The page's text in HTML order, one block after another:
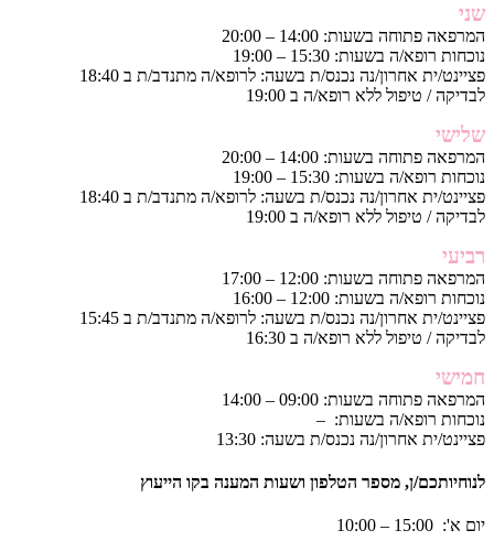
שני
המרפאה פתוחה בשעות: 14:00 – 20:00
נוכחות רופא/ה בשעות: 15:30 – 19:00
פציינט/ית אחרון/נה נכנס/ת בשעה: לרופא/ה מתנדב/ת ב 18:40
לבדיקה / טיפול ללא רופא/ה ב 19:00
שלישי
המרפאה פתוחה בשעות: 14:00 – 20:00
נוכחות רופא/ה בשעות: 15:30 – 19:00
פציינט/ית אחרון/נה נכנס/ת בשעה: לרופא/ה מתנדב/ת ב 18:40
לבדיקה / טיפול ללא רופא/ה ב 19:00
רביעי
המרפאה פתוחה בשעות: 12:00 – 17:00
נוכחות רופא/ה בשעות: 12:00 – 16:00
פציינט/ית אחרון/נה נכנס/ת בשעה: לרופא/ה מתנדב/ת ב 15:45
לבדיקה / טיפול ללא רופא/ה ב 16:30
חמישי
המרפאה פתוחה בשעות: 09:00 – 14:00
נוכחות רופא/ה בשעות: –
פציינט/ית אחרון/נה נכנס/ת בשעה: 13:30
לנוחיותכם/ן, מספר הטלפון ושעות המענה בקו הייעוץ
יום א': 15:00 – 10:00